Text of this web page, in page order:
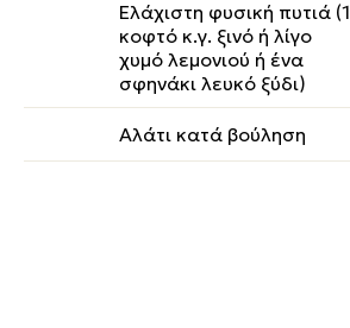
Ελάχιστη φυσική πυτιά (1
κοφτό κ.γ. ξινό ή λίγο
χυμό λεμονιού ή ένα
σφηνάκι λευκό ξύδι)
Αλάτι κατά βούληση